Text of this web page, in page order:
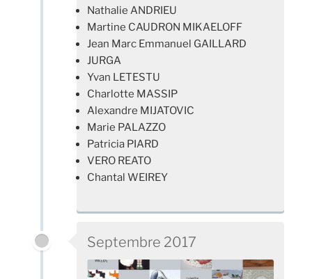
Nathalie ANDRIEU
Martine CAUDRON MIKAELOFF
Jean Marc Emmanuel GAILLARD
JURGA
Yvan LETESTU
Charlotte MASSIP
Alexandre MIJATOVIC
Marie PALAZZO
Patricia PIARD
VERO REATO
Chantal WEIREY
Septembre 2017